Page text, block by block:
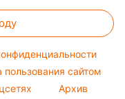
пользования сайтом
Архив